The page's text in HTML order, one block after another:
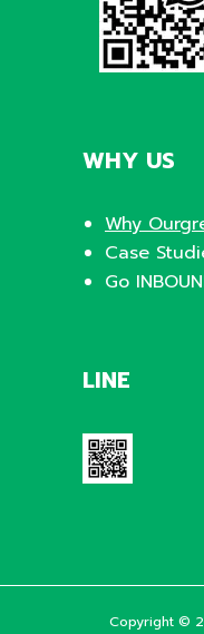
WHY US
Why
Case
Go
LINE
Copyright ©